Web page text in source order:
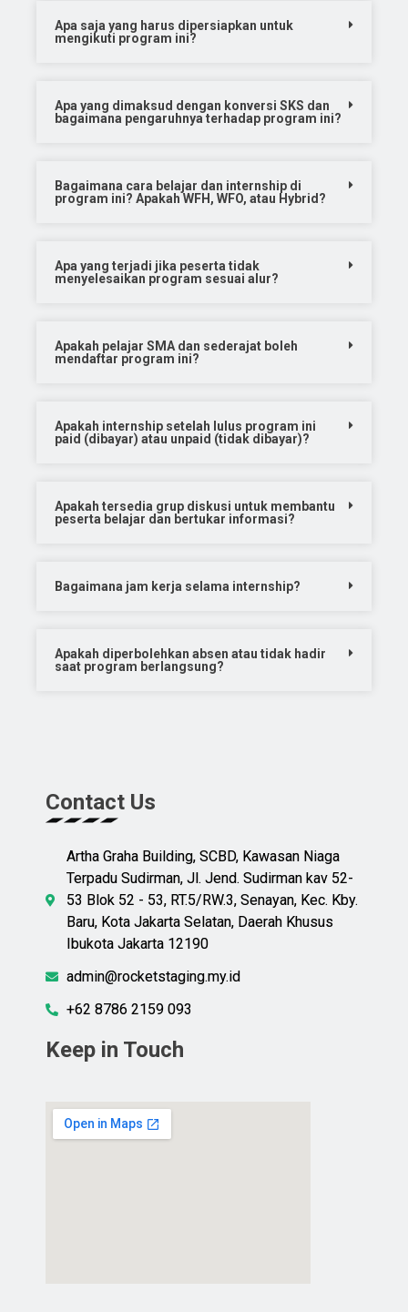
Apa saja yang harus dipersiapkan untuk
mengikuti program ini?
Apa yang dimaksud dengan konversi SKS dan
bagaimana pengaruhnya terhadap program ini?
Bagaimana cara belajar dan internship di
program ini? Apakah WFH, WFO, atau Hybrid?
Apa yang terjadi jika peserta tidak
menyelesaikan program sesuai alur?
Apakah pelajar SMA dan sederajat boleh
mendaftar program ini?
Apakah internship setelah lulus program ini
paid (dibayar) atau unpaid (tidak dibayar)?
Apakah tersedia grup diskusi untuk membantu
peserta belajar dan bertukar informasi?
Bagaimana jam kerja selama internship?
Apakah diperbolehkan absen atau tidak hadir
saat program berlangsung?
Contact Us
Artha Graha Building, SCBD, Kawasan Niaga
Terpadu Sudirman, Jl. Jend. Sudirman kav 52-
53 Blok 52 - 53, RT.5/RW.3, Senayan, Kec. Kby.
Baru, Kota Jakarta Selatan, Daerah Khusus
Ibukota Jakarta 12190
admin@rocketstaging.my.id
+62 8786 2159 093
Keep in Touch